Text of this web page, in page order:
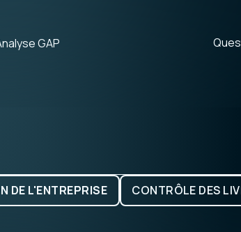
GAP
DE L'ENTREPRISE CONTRÔLE DES